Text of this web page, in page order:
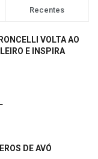
Recentes
VOLTA AO
E INSPIRA
DE AVÓ